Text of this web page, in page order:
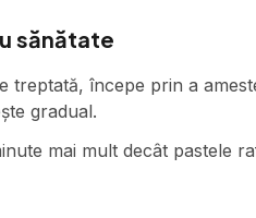
sănătate
treptată, începe prin a
gradual.
mai mult decât pastele